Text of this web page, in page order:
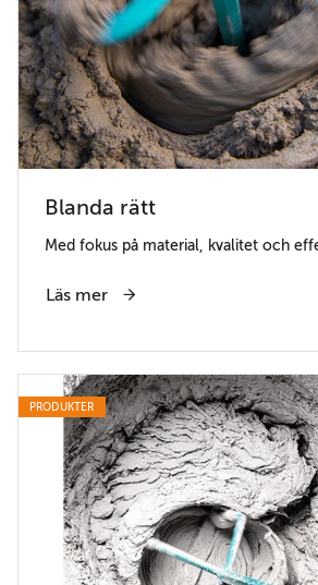
Blanda rätt
Med fokus på material, kvalitet och
Läs mer
PRODUKTER